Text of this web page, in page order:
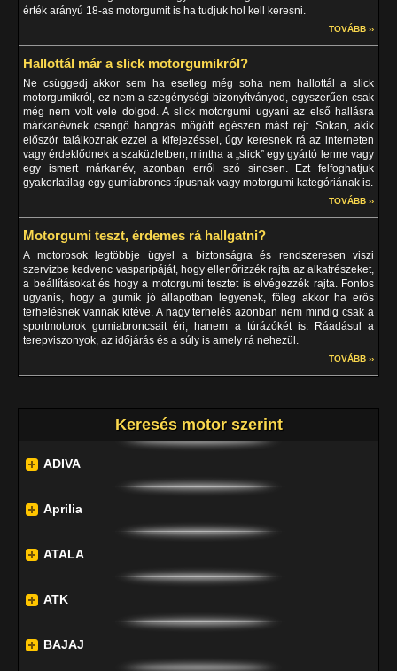
érték arányú 18-as motorgumit is ha tudjuk hol kell keresni.
TOVÁBB ››
Hallottál már a slick motorgumikról?
Ne csüggedj akkor sem ha esetleg még soha nem hallottál a slick
motorgumikról, ez nem a szegénységi bizonyítványod, egyszerűen csak
még nem volt vele dolgod. A slick motorgumi ugyani az első hallásra
márkanévnek csengő hangzás mögött egészen mást rejt. Sokan, akik
először találkoznak ezzel a kifejezéssel, úgy keresnek rá az interneten
vagy érdeklődnek a szaküzletben, mintha a „slick” egy gyártó lenne vagy
egy ismert márkanév, azonban erről szó sincsen. Ezt felfoghatjuk
gyakorlatilag egy gumiabroncs típusnak vagy motorgumi kategóriának is.
TOVÁBB ››
Motorgumi teszt, érdemes rá hallgatni?
A motorosok legtöbbje ügyel a biztonságra és rendszeresen viszi
szervizbe kedvenc vasparipáját, hogy ellenőrizzék rajta az alkatrészeket,
a beállításokat és hogy a motorgumi tesztet is elvégezzék rajta. Fontos
ugyanis, hogy a gumik jó állapotban legyenek, főleg akkor ha erős
terhelésnek vannak kitéve. A nagy terhelés azonban nem mindig csak a
sportmotorok gumiabroncsait éri, hanem a túrázókét is. Ráadásul a
terepviszonyok, az időjárás és a súly is amely rá nehezül.
TOVÁBB ››
Keresés motor szerint
ADIVA
Aprilia
ATALA
ATK
BAJAJ